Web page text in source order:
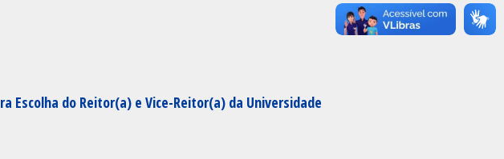
Escolha do Reitor(a) e Vice-Reitor(a) da Universidade